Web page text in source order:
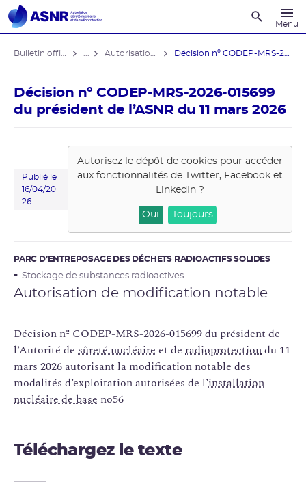
Menu
Décision nº CODEP-MRS-2026-015699
du président de l’ASNR du 11 mars 2026
Publié le
16/04/20
26
Autorisez le dépôt de cookies pour accéder
aux fonctionnalités de Twitter, Facebook et
LinkedIn?
Oui Toujours
PARC D’ENTREPOSAGE DES DÉCHETS RADIOACTIFS SOLIDES
Stockage de substances radioactives
Autorisation de modification notable
Décision nº CODEP-MRS-2026-015699 du président de
l’Autorité de sûreté nucléaire et de radioprotectiondu 11
mars 2026 autorisant la modification notable des
modalités d’exploitation autorisées de l’installation
nucléaire de base no56
Téléchargez le texte